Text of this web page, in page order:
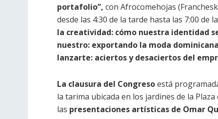
portafolio”, con Afrocomehojas
desde las 4:30 de la tarde hasta las 7:00 de
la creatividad: cómo nuestra identidad
nuestro: exportando la moda
lanzarte: aciertos y desaciertos del
La clausura del Congresoestá
la tarima ubicada en los jardines de la
las presentaciones artísticas de Omar